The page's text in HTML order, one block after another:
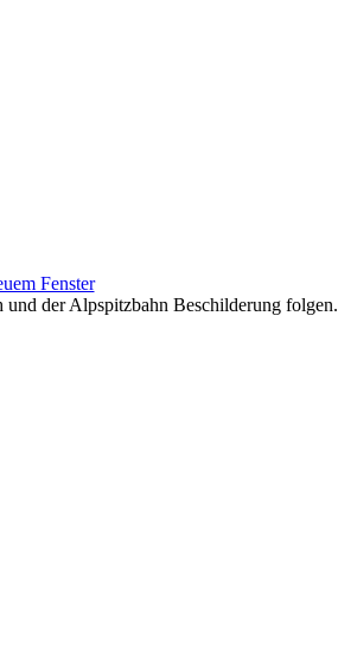
der Alpspitzbahn Beschilderung folgen.